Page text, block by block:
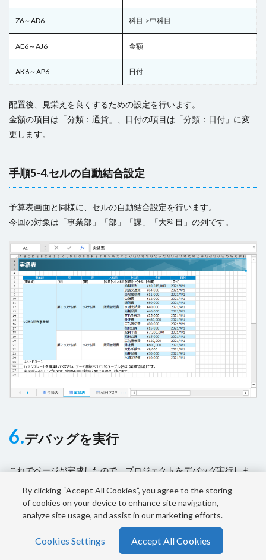
Z6～AD6 科目->中科目
AE6～AJ6 金額
AK6～AP6 日付
配置後、見栄えを良くするための設定を行います。
金額の項目は「分類：通貨」、日付の項目は「分類：日付」に変
更します。
手順5-4.セルの自動結合設定
予算表画面と同様に、セルの自動結合設定を行います。
今回の対象は「事業部」「部」「課」「大科目」の列です。
6.デバッグを実行
これでページが完成したので、プロジェクトをデバッグ実行しま
手順6-1.デバッグを実行する
メニュー
By clicking “Accept All Cookies”, you agree to the storing
of cookies on your device to enhance site navigation,
analyze site usage, and assist in our marketing efforts.
Cookies Settings Accept All Cookies